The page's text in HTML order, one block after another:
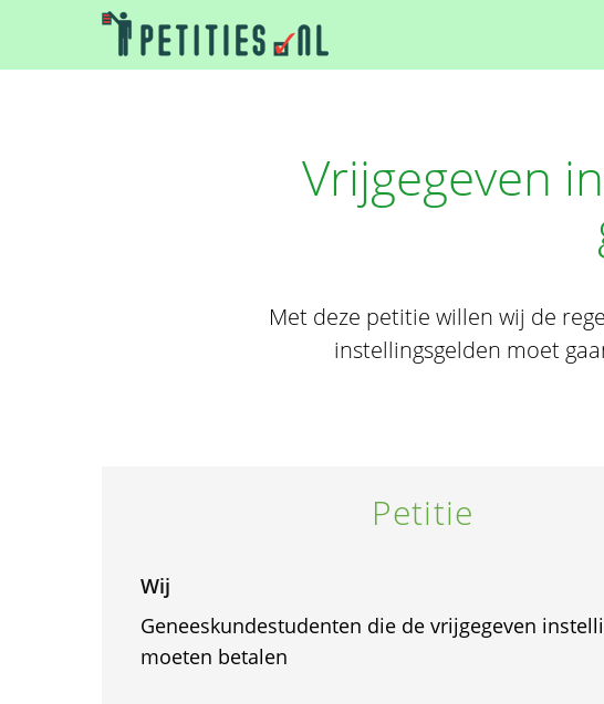
Vrijgegeven
Met deze petitie willen wij de
instellingsgelden moet
Petitie
Wij
Geneeskundestudenten die de vrijgegeven
moeten betalen